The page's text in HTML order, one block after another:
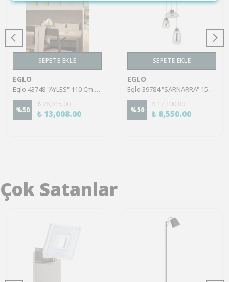
SEPETE EKLE
EGLO
Eglo 43748 "AYLES" 110 Cm Yüksekliğinde Çelik Siyah Sarkıt Avize
%50
₺ 26,015.00
₺ 13,008.00
SEPETE EKLE
EGLO
Eglo 39784 "SARNARRA" 150 Cm Yüksekliğinde 46.5 Cm Çapında Çelik Sarkıt Avize
%50
₺ 17,100.00
₺ 8,550.00
Çok Satanlar